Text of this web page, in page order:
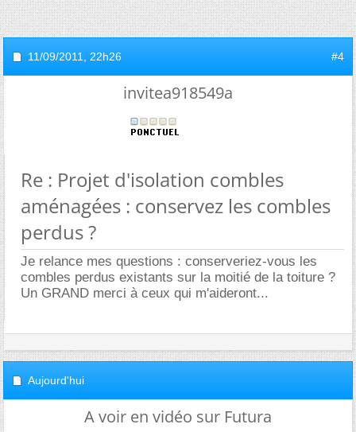
11/09/2011, 22h26 #4
invitea918549a
Re : Projet d'isolation combles
aménagées : conservez les combles
perdus ?
Je relance mes questions : conserveriez-vous les
combles perdus existants sur la moitié de la toiture ?
Un GRAND merci à ceux qui m'aideront...
Aujourd'hui
A voir en vidéo sur Futura